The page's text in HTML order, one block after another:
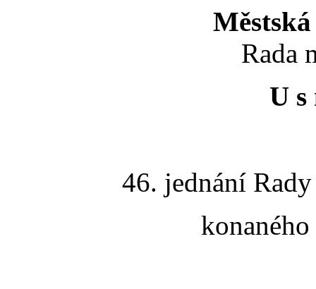
Rada
U s
46. jednání